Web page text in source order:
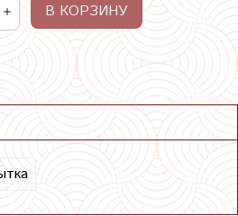
В КОРЗИНУ